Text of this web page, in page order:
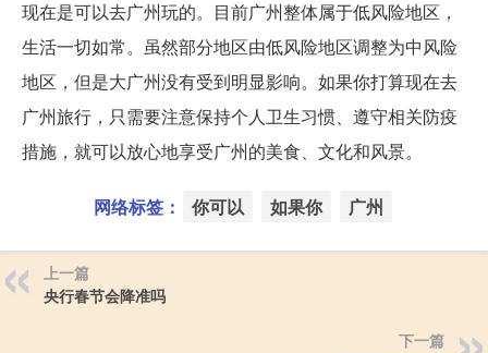
现在是可以去广州玩的。目前广州整体属于低风险地区，
生活一切如常。虽然部分地区由低风险地区调整为中风险
地区，但是大广州没有受到明显影响。如果你打算现在去
广州旅行，只需要注意保持个人卫生习惯、遵守相关防疫
措施，就可以放心地享受广州的美食、文化和风景。
网络标签： 你可以 如果你 广州
上一篇
央行春节会降准吗
下一篇